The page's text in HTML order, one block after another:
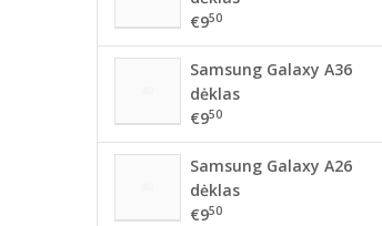
€950
Samsung Galaxy A36
dėklas
€950
Samsung Galaxy A26
dėklas
€950